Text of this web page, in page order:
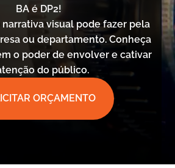
BA é DP2!
narrativa visual pode fazer pela
ou departamento. Conheça
o poder de envolver e cativar
do público.
ORÇAMENTO